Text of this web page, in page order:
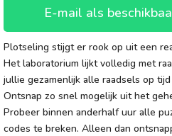
E-mail als
Plotseling stijgt er rook op uit een
Het laboratorium lijkt volledig met
jullie gezamenlijk alle raadsels op
Ontsnap zo snel mogelijk uit het
Probeer binnen anderhalf uur alle
codes te breken. Alleen dan